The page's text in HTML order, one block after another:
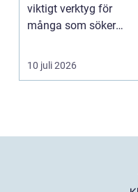
viktigt verktyg för
många som söker
välmående i liv...
10 juli 2026